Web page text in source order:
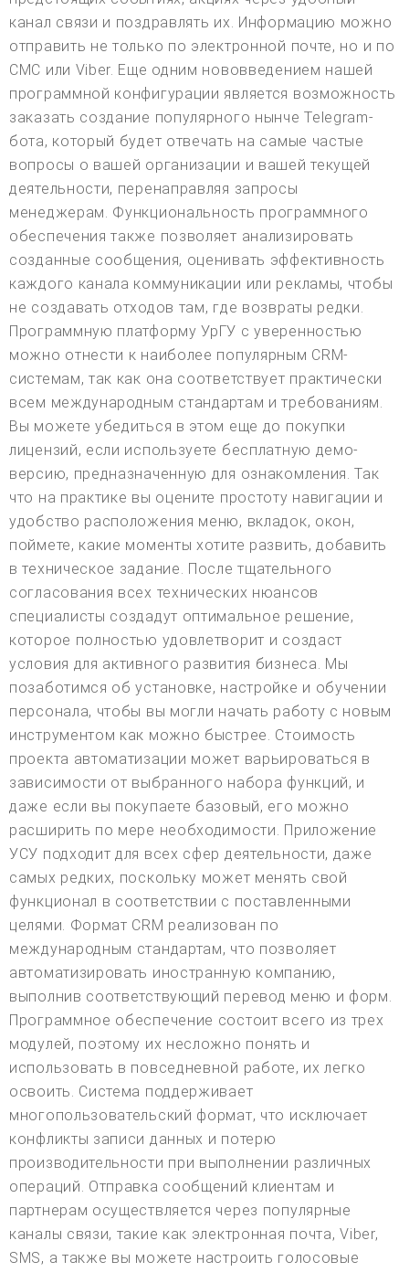
канал связи и поздравлять их. Информацию можно
отправить не только по электронной почте, но и по
СМС или Viber. Еще одним нововведением нашей
программной конфигурации является возможность
заказать создание популярного нынче Telegram-
бота, который будет отвечать на самые частые
вопросы о вашей организации и вашей текущей
деятельности, перенаправляя запросы
менеджерам. Функциональность программного
обеспечения также позволяет анализировать
созданные сообщения, оценивать эффективность
каждого канала коммуникации или рекламы, чтобы
не создавать отходов там, где возвраты редки.
Программную платформу УрГУ с уверенностью
можно отнести к наиболее популярным CRM-
системам, так как она соответствует практически
всем международным стандартам и требованиям.
Вы можете убедиться в этом еще до покупки
лицензий, если используете бесплатную демо-
версию, предназначенную для ознакомления. Так
что на практике вы оцените простоту навигации и
удобство расположения меню, вкладок, окон,
поймете, какие моменты хотите развить, добавить
в техническое задание. После тщательного
согласования всех технических нюансов
специалисты создадут оптимальное решение,
которое полностью удовлетворит и создаст
условия для активного развития бизнеса. Мы
позаботимся об установке, настройке и обучении
персонала, чтобы вы могли начать работу с новым
инструментом как можно быстрее. Стоимость
проекта автоматизации может варьироваться в
зависимости от выбранного набора функций, и
даже если вы покупаете базовый, его можно
расширить по мере необходимости. Приложение
УСУ подходит для всех сфер деятельности, даже
самых редких, поскольку может менять свой
функционал в соответствии с поставленными
целями. Формат CRM реализован по
международным стандартам, что позволяет
автоматизировать иностранную компанию,
выполнив соответствующий перевод меню и форм.
Программное обеспечение состоит всего из трех
модулей, поэтому их несложно понять и
использовать в повседневной работе, их легко
освоить. Система поддерживает
многопользовательский формат, что исключает
конфликты записи данных и потерю
производительности при выполнении различных
операций. Отправка сообщений клиентам и
партнерам осуществляется через популярные
каналы связи, такие как электронная почта, Viber,
SMS, а также вы можете настроить голосовые